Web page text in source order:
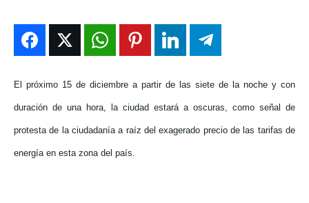
ENTRETENIMIENTO
EN VIVO
INSTITUCIONAL
PUATE CON NOSOTROS
ENTRETENIMIENTO
EN VIVO
INSTITUCIONAL
PUATE CON NOSOTROS
ENTRETENIMIENTO
EN VIVO
NOSOTROS
INSTITUCIONAL
PUATE CON NOSOTROS
ENTRETENIMIENTO
EN VIVO
NOSOTROS
INSTITUCIONAL
PUATE CON NOSOTROS
El próximo 15 de diciembre a partir de las siete de la noche y con
duración de una hora, la ciudad estará a oscuras, como señal de
protesta de la ciudadanía a raíz del exagerado precio de las tarifas de
energía en esta zona del país.